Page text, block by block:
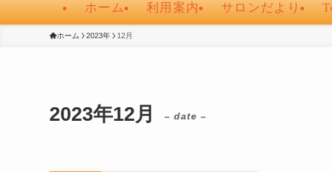
ホーム 利用案内 サロンだより
ホーム 2023年 12月
2023年12月 – date –